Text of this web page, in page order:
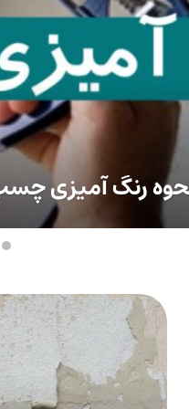
رنگ آمیزی